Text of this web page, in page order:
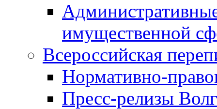
имущественной
Всероссийская
Нормативно-
Пресс-релизы